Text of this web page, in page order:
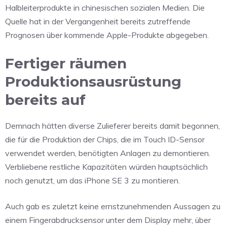
Halbleiterprodukte in chinesischen sozialen Medien. Die
Quelle hat in der Vergangenheit bereits zutreffende
Prognosen über kommende Apple-Produkte abgegeben.
Fertiger räumen
Produktionsausrüstung
bereits auf
Demnach hätten diverse Zulieferer bereits damit begonnen,
die für die Produktion der Chips, die im Touch ID-Sensor
verwendet werden, benötigten Anlagen zu demontieren.
Verbliebene restliche Kapazitäten würden hauptsächlich
noch genutzt, um das iPhone SE 3 zu montieren.
Auch gab es zuletzt keine ernstzunehmenden Aussagen zu
einem Fingerabdrucksensor unter dem Display mehr, über